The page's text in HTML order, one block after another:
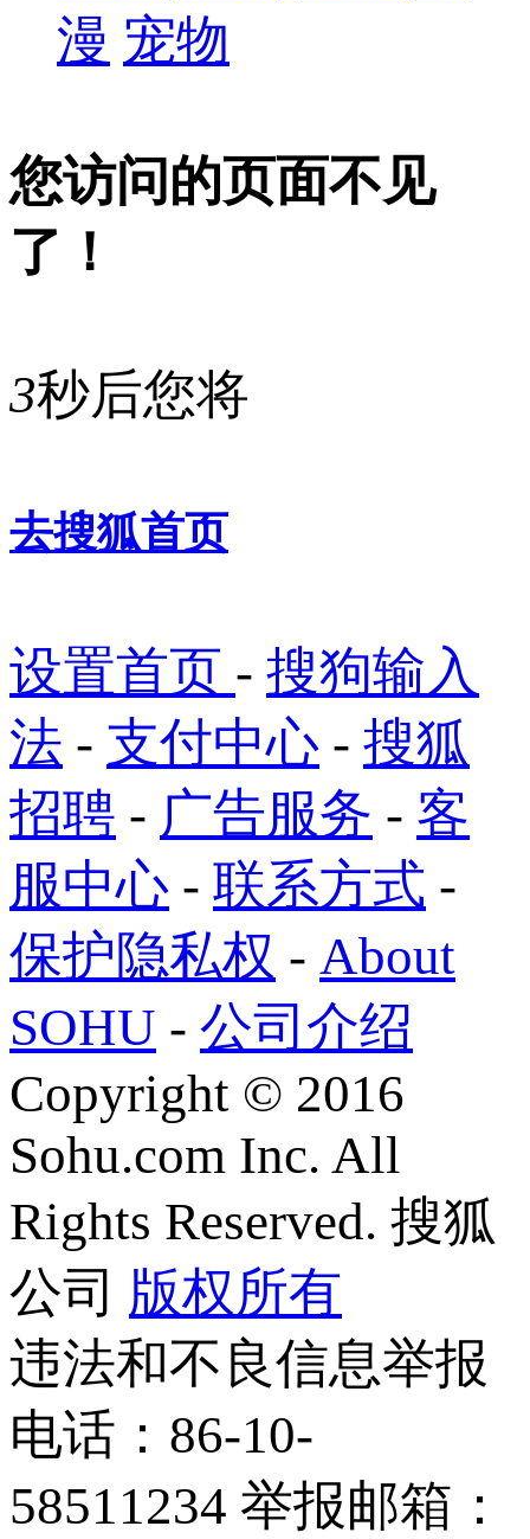
漫 宠物
您访问的页面不见
了！
3秒后您将
去搜狐首页
设置首页 - 搜狗输入
法 - 支付中心 - 搜狐
招聘 - 广告服务 - 客
服中心 - 联系方式 -
保护隐私权 - About
SOHU - 公司介绍
Copyright © 2016
Sohu.com Inc. All
Rights Reserved. 搜狐
公司 版权所有
违法和不良信息举报
电话：86-10-
58511234 举报邮箱：